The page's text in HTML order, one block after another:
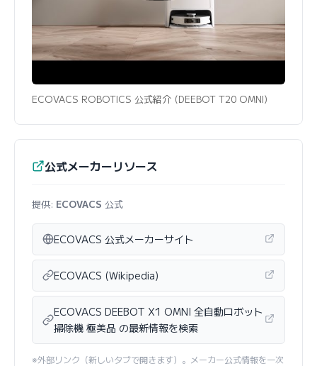
ECOVACS ROBOTICS 公式紹介 (DEEBOT T20 OMNI)
公式メーカーリソース
提供: ECOVACS 公式
ECOVACS 公式メーカーサイト
ECOVACS (Wikipedia)
ECOVACS DEEBOT X1 OMNI 全自動ロボット
掃除機 極美品 の最新情報を検索
※外部リンク（新しいタブで開きます）。メーカー公式情報を一次